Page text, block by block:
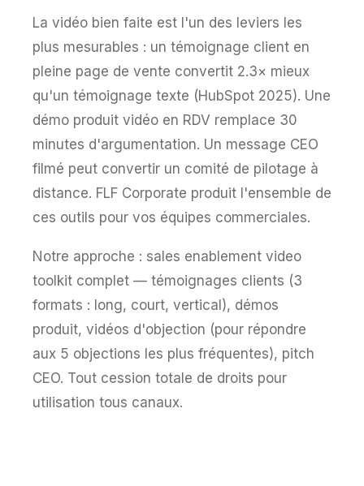
La vidéo bien faite est l'un des leviers les
plus mesurables : un témoignage client en
pleine page de vente convertit 2.3× mieux
qu'un témoignage texte (HubSpot 2025). Une
démo produit vidéo en RDV remplace 30
minutes d'argumentation. Un message CEO
filmé peut convertir un comité de pilotage à
distance. FLF Corporate produit l'ensemble de
ces outils pour vos équipes commerciales.
Notre approche : sales enablement video
toolkit complet — témoignages clients (3
formats : long, court, vertical), démos
produit, vidéos d'objection (pour répondre
aux 5 objections les plus fréquentes), pitch
CEO. Tout cession totale de droits pour
utilisation tous canaux.